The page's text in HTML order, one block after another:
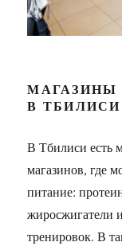
МАГАЗИНЫ
В ТБИЛИСИ
В Тбилиси есть
магазинов, где
питание:
жиросжигатели
тренировок. В